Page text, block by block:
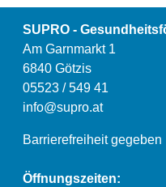
SUPRO -
Am Garnmarkt 1
6840 Götzis
05523 / 549 41
info@supro.at
Barrierefreiheit gegeben
Öffnungszeiten: